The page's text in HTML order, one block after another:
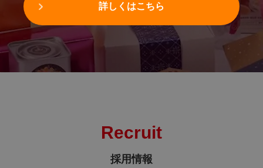
詳しくはこちら
Recruit
採用情報